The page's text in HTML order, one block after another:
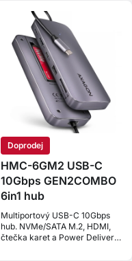
Doprodej
HMC-6GM2 USB-C
10Gbps GEN2COMBO
6in1 hub
Multiportový USB-C 10Gbps
hub. NVMe/SATA M.2, HDMI,
čtečka karet a Power Delivery.